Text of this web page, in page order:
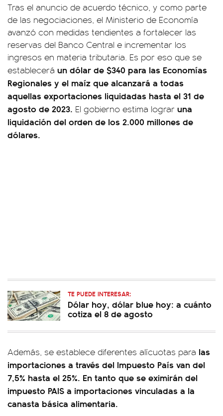
Tras el anuncio de acuerdo técnico, y como parte
de las negociaciones, el Ministerio de Economía
avanzó con medidas tendientes a fortalecer las
reservas del Banco Central e incrementar los
ingresos en materia tributaria. Es por eso que se
establecerá un dólar de $340 para las Economías
Regionales y el maíz que alcanzará a todas
aquellas exportaciones liquidadas hasta el 31 de
agosto de 2023. El gobierno estima lograr una
liquidación del orden de los 2.000 millones de
dólares.
TE PUEDE INTERESAR:
Dólar hoy, dólar blue hoy: a cuánto
cotiza el 8 de agosto
Además, se establece diferentes alícuotas para las
importaciones a través del Impuesto País van del
7,5% hasta el 25%. En tanto que se eximirán del
impuesto PAIS a importaciones vinculadas a la
canasta básica alimentaria.